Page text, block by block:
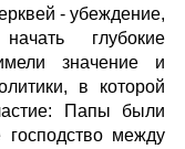
- убеждение,
глубокие
значение и
в которой
Папы были
господство между